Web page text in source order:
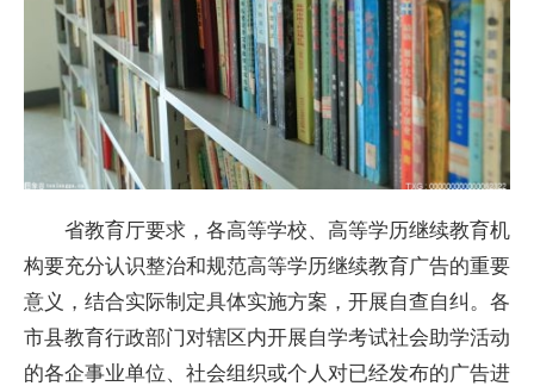
省教育厅要求，各高等学校、高等学历继续教育机
构要充分认识整治和规范高等学历继续教育广告的重要
意义，结合实际制定具体实施方案，开展自查自纠。各
市县教育行政部门对辖区内开展自学考试社会助学活动
的各企事业单位、社会组织或个人对已经发布的广告进